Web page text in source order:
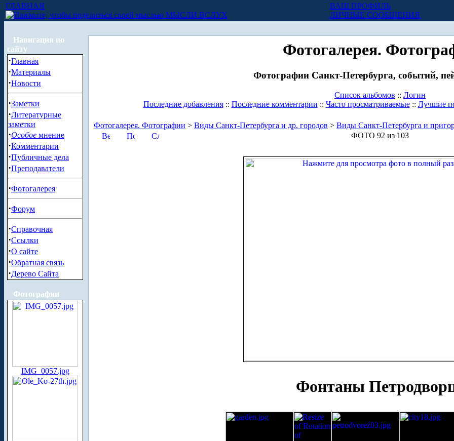
ГЛАВНАЯ
МЫСЛИ ВСЛУХ
ВАШ ПРОФИЛЬ
ЛИЧНЫЕ СООБЩЕНИЯ
Навигация по
сайту
·Главная
·Материалы
·Новости
·Заметки
·Литературные
заметки
·Особое мнение
·Комментарии
·Публичные дела
·Преподаватели
·Фотогалерея
·Форум
·Справочная
·Ссылки
·О сайте
·Обратная связь
·Дерево Сайта
Фотографии
IMG_0057.jpg
Фотогалерея.
Фотографии Санкт-Петербурга, событий,
Список альбомов :: Логин
Последние добавления:: Последние комментарии :: Часто просматриваемые:: Лучшие
Фотогалерея. Фотографии > Виды Санкт-Петербурга и др. городов > Виды Санкт-Петербурга и
ФОТО 92 из 103
Фонтаны